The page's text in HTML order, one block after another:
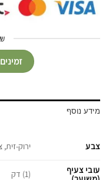
מידע נוסף
צבע ירוק-
עובי צעיף (1) דק